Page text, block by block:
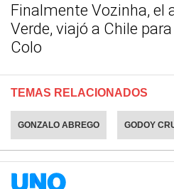
Finalmente Vozinha, el
Verde, viajó a Chile
Colo
TEMAS RELACIONADOS
GONZALO ABREGO GODOY